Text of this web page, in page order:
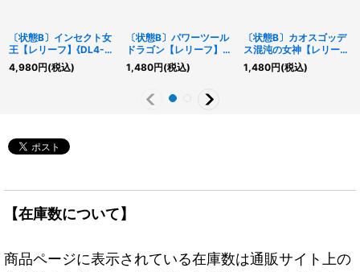
〔状態B〕インセクト女
王【レリーフ】{DL4-
136}《モンスター》
4,980円(税込)
〔状態B〕パワーツール
ドラゴン【レリーフ】
{RGBT-JP042}《シン
クロ》
1,480円(税込)
〔状態B〕カオスゴッデ
ス混沌の女神【レリー
フ】{TSHD-JP044}
《シンクロ》
1,480円(税込)
【在庫数について】
商品ページに表示されている在庫数は通販サイト上の